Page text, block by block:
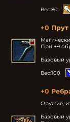
Вес:80
+0 Прут
При +9
Базовый
Вес:100
+0
Оружие,
Базовый